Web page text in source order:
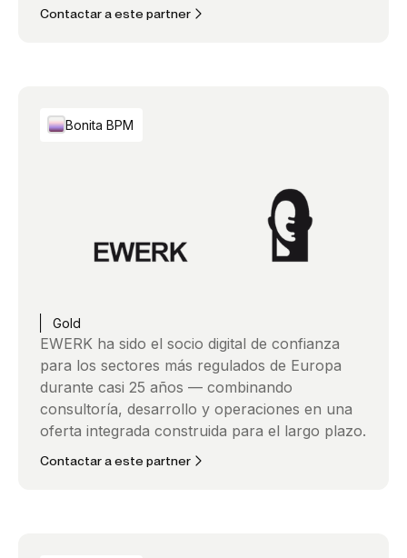
Contactar a este partner
Bonita BPM
Gold
EWERK ha sido el socio digital de confianza
para los sectores más regulados de Europa
durante casi 25 años — combinando
consultoría, desarrollo y operaciones en una
oferta integrada construida para el largo plazo.
Contactar a este partner